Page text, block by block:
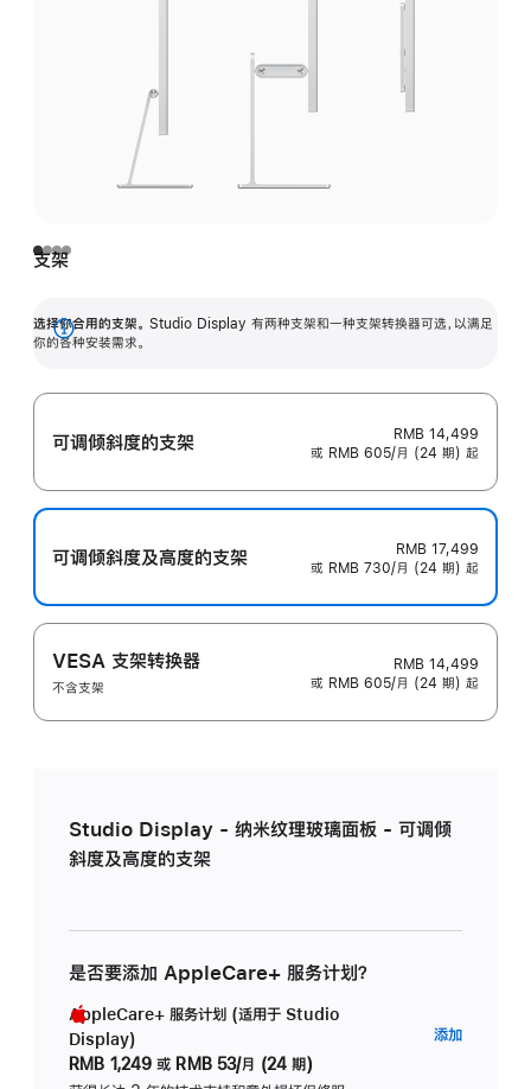
支架
选择你合用的支架。 Studio Display 有两种支架和一种支架转换器可选，以满足
你的各种安装需求。
展
可调倾斜度的支架
RMB 14,499
或 RMB 605/月 (24 期) 起
可调倾斜度及高‍度的支‍架
RMB 17,499
或 RMB 730/月 (24 期) 起
VESA 支架转换器
不含支架
RMB 14,499
或 RMB 605/月 (24 期) 起
Studio Display - 纳米纹理玻璃面板 - 可调倾
斜度及高度的支架
是否要添加 AppleCare+ 服务计划？
AppleCare+ 服务计划 (适用于 Studio
Display)
RMB 1,249 或 RMB 53/月 (24 期)
添加